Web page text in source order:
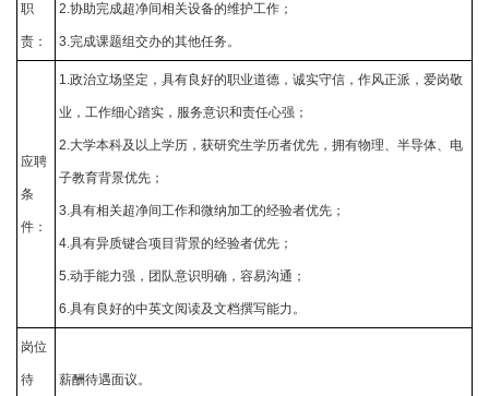
职
责：
2.协助完成超净间相关设备的维护工作；
3.完成课题组交办的其他任务。
应聘
条
件：
1.政治立场坚定，具有良好的职业道德，诚实守信，作风正派，爱岗敬
业，工作细心踏实，服务意识和责任心强；
2.大学本科及以上学历，获研究生学历者优先，拥有物理、半导体、电
子教育背景优先；
3.具有相关超净间工作和微纳加工的经验者优先；
4.具有异质键合项目背景的经验者优先；
5.动手能力强，团队意识明确，容易沟通；
6.具有良好的中英文阅读及文档撰写能力。
岗位
待 薪酬待遇面议。